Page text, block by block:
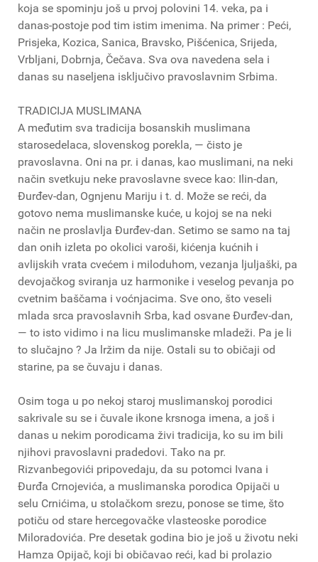
koja se spominju još u prvoj polovini 14. veka, pa i
danas-postoje pod tim istim imenima. Na primer : Peći,
Prisjeka, Kozica, Sanica, Bravsko, Pišćenica, Srijeda,
Vrbljani, Dobrnja, Čečava. Sva ova navedena sela i
danas su naseljena isključivo pravoslavnim Srbima.
TRADICIJA MUSLIMANA
A međutim sva tradicija bosanskih muslimana
starosedelaca, slovenskog porekla, — čisto je
pravoslavna. Oni na pr. i danas, kao muslimani, na neki
način svetkuju neke pravoslavne svece kao: Ilin-dan,
Đurđev-dan, Ognjenu Mariju i t. d. Može se reći, da
gotovo nema muslimanske kuće, u kojoj se na neki
način ne proslavlja Đurđev-dan. Setimo se samo na taj
dan onih izleta po okolici varoši, kićenja kućnih i
avlijskih vrata cvećem i miloduhom, vezanja ljuljaški, pa
devojačkog sviranja uz harmonike i veselog pevanja po
cvetnim baščama i voćnjacima. Sve ono, što veseli
mlada srca pravoslavnih Srba, kad osvane Đurđev-dan,
— to isto vidimo i na licu muslimanske mladeži. Pa je li
to slučajno ? Ja lržim da nije. Ostali su to običaji od
starine, pa se čuvaju i danas.
Osim toga u po nekoj staroj muslimanskoj porodici
sakrivale su se i čuvale ikone krsnoga imena, a još i
danas u nekim porodicama živi tradicija, ko su im bili
njihovi pravoslavni pradedovi. Tako na pr.
Rizvanbegovići pripovedaju, da su potomci Ivana i
Đurđa Crnojevića, a muslimanska porodica Opijači u
selu Crnićima, u stolačkom srezu, ponose se time, što
potiču od stare hercegovačke vlasteoske porodice
Miloradovića. Pre desetak godina bio je još u životu neki
Hamza Opijač, koji bi običavao reći, kad bi prolazio